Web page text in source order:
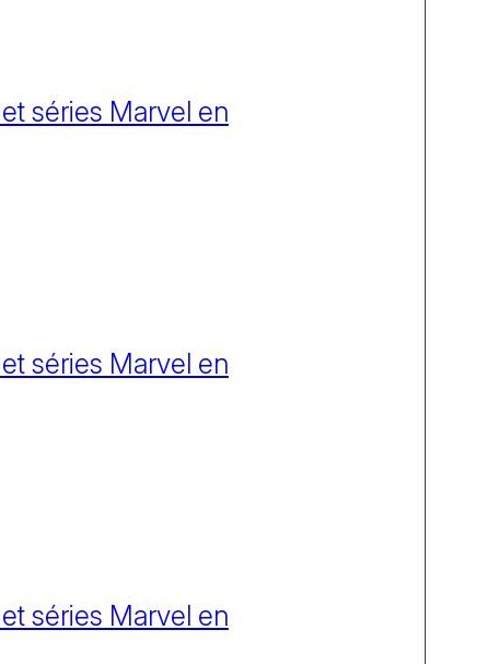
séries Marvel en
séries Marvel en
séries Marvel en